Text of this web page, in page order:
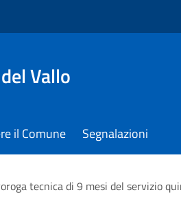
Vallo
il Comune Segnalazioni
tecnica di 9 mesi del servizio